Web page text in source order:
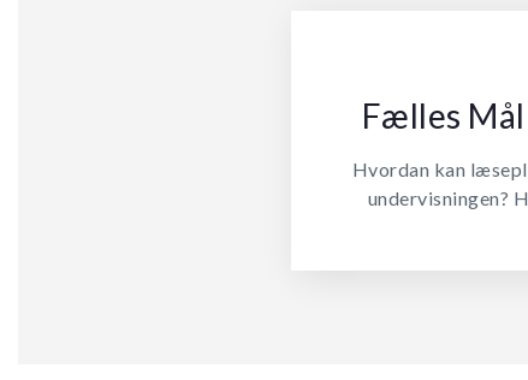
Fælles
Hvordan kan
undervisningen?